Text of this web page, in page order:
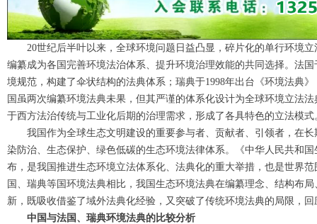
20世纪后半叶以来，全球环境问题日益凸显，碎片化的单行环境
编纂成为各国完善环境法治体系、提升环境治理效能的共同选择。法
境规范，构建了伞状结构的法典体系；瑞典于1998年出台《环境法典
国虽两次编纂环境法典未果，但其严谨的体系化设计为全球环境立法
于西方法治传统与工业化后期的治理需求，形成了各具特色的立法模式
我国作为全球生态文明建设的重要参与者、贡献者、引领者，在
染防治、生态保护、绿色低碳的生态环境法律体系。《中华人民共和
布，是我国推进生态环境立法体系化、法典化的重大举措，也是世界
国、瑞典等国环境法典相比，我国生态环境法典在编纂理念、结构布
新，既吸收借鉴了域外法典化经验，又突破了传统环境法典的局限，
中国与法国、瑞典环境法典的比较分析